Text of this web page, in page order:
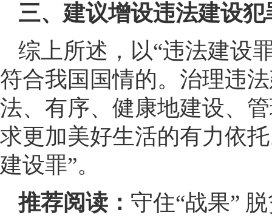
三、建议增设违法建设犯
综上所述，以“违法建设
符合我国国情的。治理违
法、有序、健康地建设、
求更加美好生活的有力依
建设罪”。
推荐阅读： 守住“战果”